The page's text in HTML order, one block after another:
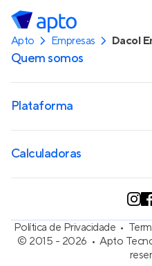
Apto Empresas Dacol
Quem somos
Plataforma
Calculadoras
Política de Privacidade
© 2015 - 2026
Apto